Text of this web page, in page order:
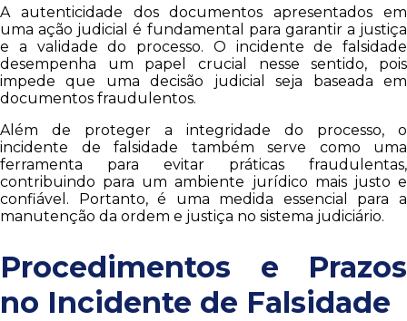
A autenticidade dos documentos apresentados em
uma ação judicial é fundamental para garantir a justiça
e a validade do processo. O incidente de falsidade
desempenha um papel crucial nesse sentido, pois
impede que uma decisão judicial seja baseada em
documentos fraudulentos.
Além de proteger a integridade do processo, o
incidente de falsidade também serve como uma
ferramenta para evitar práticas fraudulentas,
contribuindo para um ambiente jurídico mais justo e
confiável. Portanto, é uma medida essencial para a
manutenção da ordem e justiça no sistema judiciário.
Procedimentos e Prazos
no Incidente de Falsidade